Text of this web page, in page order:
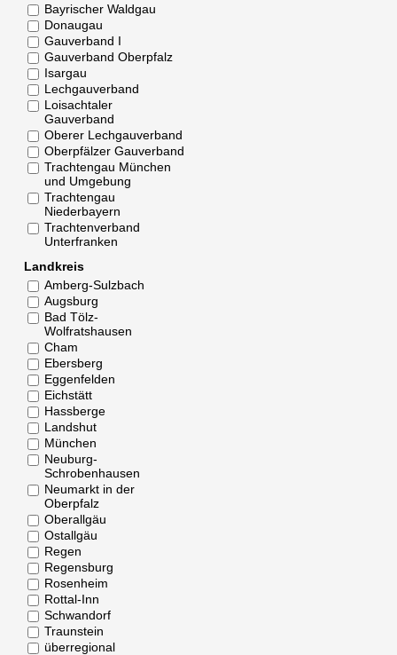
Bayrischer Waldgau
Donaugau
Gauverband I
Gauverband Oberpfalz
Isargau
Lechgauverband
Loisachtaler
Gauverband
Oberer Lechgauverband
Oberpfälzer Gauverband
Trachtengau München
und Umgebung
Trachtengau
Niederbayern
Trachtenverband
Unterfranken
Landkreis
Amberg-Sulzbach
Augsburg
Bad Tölz-
Wolfratshausen
Cham
Ebersberg
Eggenfelden
Eichstätt
Hassberge
Landshut
München
Neuburg-
Schrobenhausen
Neumarkt in der
Oberpfalz
Oberallgäu
Ostallgäu
Regen
Regensburg
Rosenheim
Rottal-Inn
Schwandorf
Traunstein
überregional